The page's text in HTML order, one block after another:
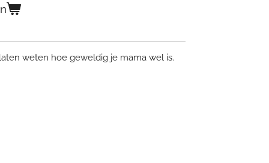
weten hoe geweldig je mama wel is.